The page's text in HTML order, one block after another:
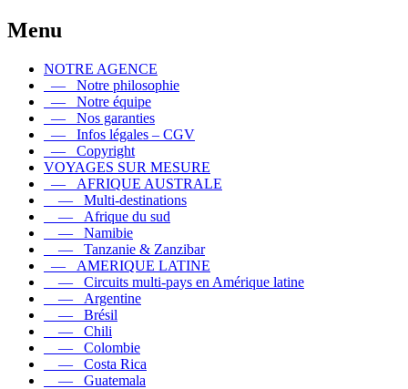
Menu
NOTRE AGENCE
— Notre philosophie
— Notre équipe
— Nos garanties
— Infos légales – CGV
— Copyright
VOYAGES SUR MESURE
— AFRIQUE AUSTRALE
— Multi-destinations
— Afrique du sud
— Namibie
— Tanzanie & Zanzibar
— AMERIQUE LATINE
— Circuits multi-pays en Amérique latine
— Argentine
— Brésil
— Chili
— Colombie
— Costa Rica
— Guatemala